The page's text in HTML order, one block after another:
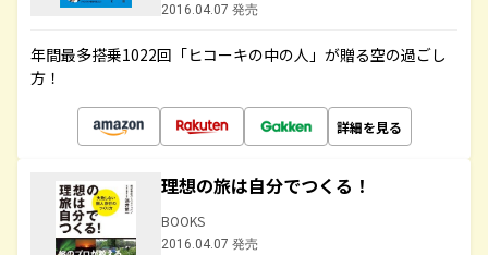
2016.04.07 発売
年間最多搭乗1022回「ヒコーキの中の人」が贈る空の過ごし
方！
詳細を見る
理想の旅は自分でつくる！
BOOKS
2016.04.07 発売